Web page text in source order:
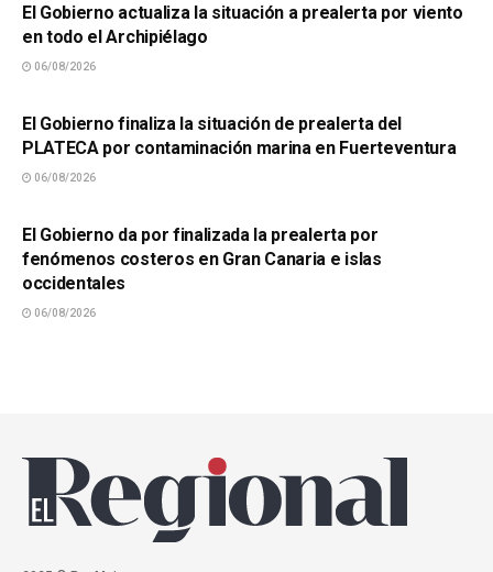
El Gobierno actualiza la situación a prealerta por viento
en todo el Archipiélago
06/08/2026
El Gobierno finaliza la situación de prealerta del
PLATECA por contaminación marina en Fuerteventura
06/08/2026
El Gobierno da por finalizada la prealerta por
fenómenos costeros en Gran Canaria e islas
occidentales
06/08/2026